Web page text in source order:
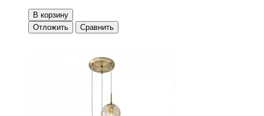
В корзину
Отложить
Сравнить